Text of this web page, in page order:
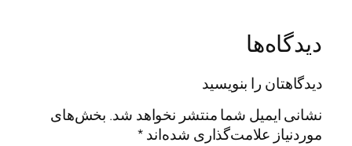
دیدگاه‌ها
دیدگاهتان را بنویسید
نشانی ایمیل شما منتشر نخواهد شد. بخش‌های
موردنیاز علامت‌گذاری شده‌اند*